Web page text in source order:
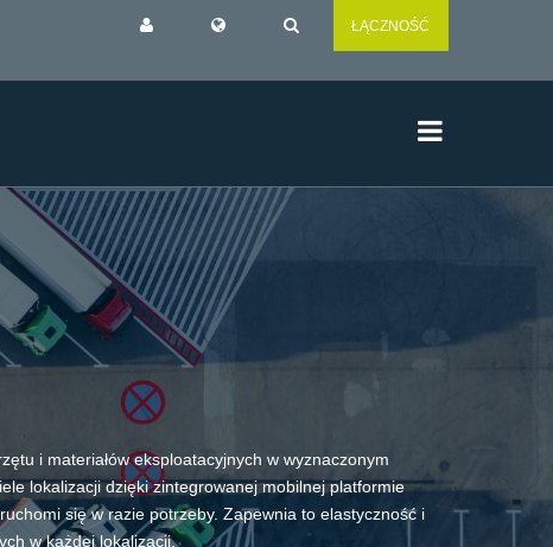
ŁĄCZNOŚĆ
i materiałów eksploatacyjnych w wyznaczonym
lokalizacji dzięki zintegrowanej mobilnej platformie
się w razie potrzeby. Zapewnia to elastyczność i
w każdej lokalizacji.